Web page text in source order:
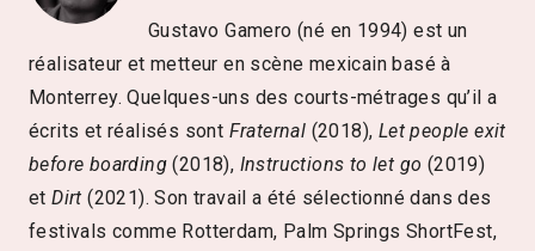
Gustavo Gamero (né en 1994) est un
réalisateur et metteur en scène mexicain basé à
Monterrey. Quelques-uns des courts-métrages qu’il a
écrits et réalisés sont Fraternal (2018), Let people exit
before boarding (2018), Instructions to let go (2019)
etDirt (2021). Son travail a été sélectionné dans des
festivals comme Rotterdam, Palm Springs ShortFest,